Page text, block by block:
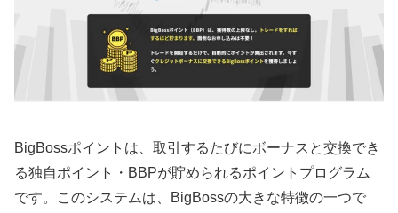
BigBossポイントは、取引するたびにボーナスと交換でき
る独自ポイント・BBPが貯められるポイントプログラム
です。このシステムは、BigBossの大きな特徴の一つで